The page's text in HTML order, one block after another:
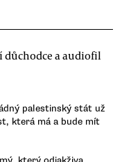
a audiofil
palestinský stát už
která má a bude mít